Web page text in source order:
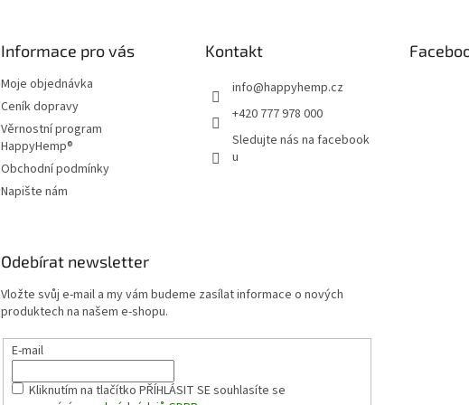
Informace pro vás
Moje objednávka
Ceník dopravy
Věrnostní program
HappyHemp®
Obchodní podmínky
Napište nám
Kontakt
info@happyhemp.cz
+420 777 978 000
Sledujte nás na facebook
u
Odebírat newsletter
Vložte svůj e-mail a my vám budeme zasílat informace o nových
produktech na našem e-shopu.
E-mail
Kliknutím na tlačítko PŘÍHLÁSIT SEsouhlasíte se